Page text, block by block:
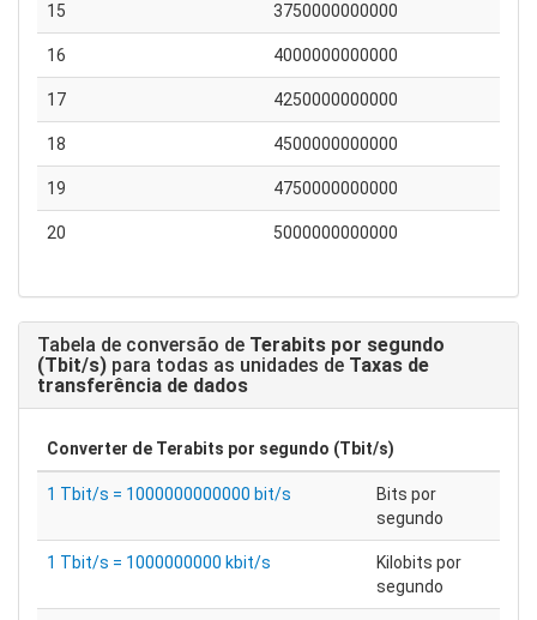
15 3750000000000
16 4000000000000
17 4250000000000
18 4500000000000
19 4750000000000
20 5000000000000
Tabela de conversão de Terabits por segundo
(Tbit/s) para todas as unidades de Taxas de
transferência de dados
Converter de Terabits por segundo (Tbit/s)
1 Tbit/s = 1000000000000 bit/s
Bits por
segundo
1 Tbit/s = 1000000000 kbit/s
Kilobits por
segundo